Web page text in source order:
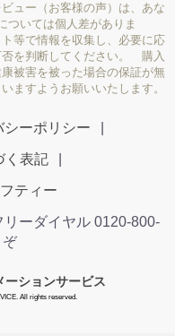
ュー（お客様の声）は、あな
ついては個人差がありま
等で情報を収集し、必要に応
否を判断してください。 購入
被害を被った場合の保証が無
ますようお願いいたします。
シーポリシー
く表記
ティー
ーダイヤル 0120-800-
ーションサービス
All rights reserved.